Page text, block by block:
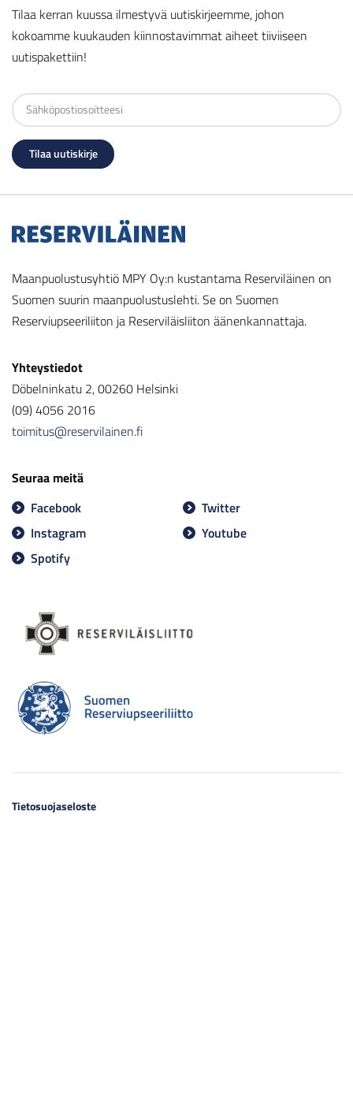
Tilaa kerran kuussa ilmestyvä uutiskirjeemme, johon
kokoamme kuukauden kiinnostavimmat aiheet tiiviiseen
uutispakettiin!
Maanpuolustusyhtiö MPY Oy:n kustantama Reserviläinen on
Suomen suurin maanpuolustuslehti. Se on Suomen
Reserviupseeriliiton ja Reserviläisliiton äänenkannattaja.
Yhteystiedot
Döbelninkatu 2, 00260 Helsinki
(09) 4056 2016
toimitus@reservilainen.fi
Seuraa meitä
Facebook
Twitter
Instagram
Youtube
Spotify
Tietosuojaseloste